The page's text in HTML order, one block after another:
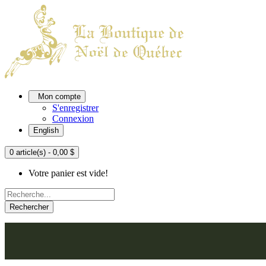
Mon compte
S'enregistrer
Connexion
English
0 article(s) - 0,00 $
Votre panier est vide!
Rechercher